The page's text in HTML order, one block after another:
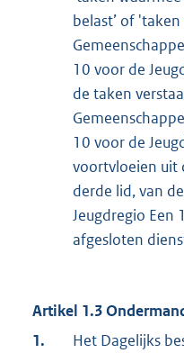
belast’ of
10 voor de
de taken
10 voor de
voortvloeien uit
derde lid, van
Jeugdregio Een
afgesloten
Artikel 1.3
1.
Het Dagelijks